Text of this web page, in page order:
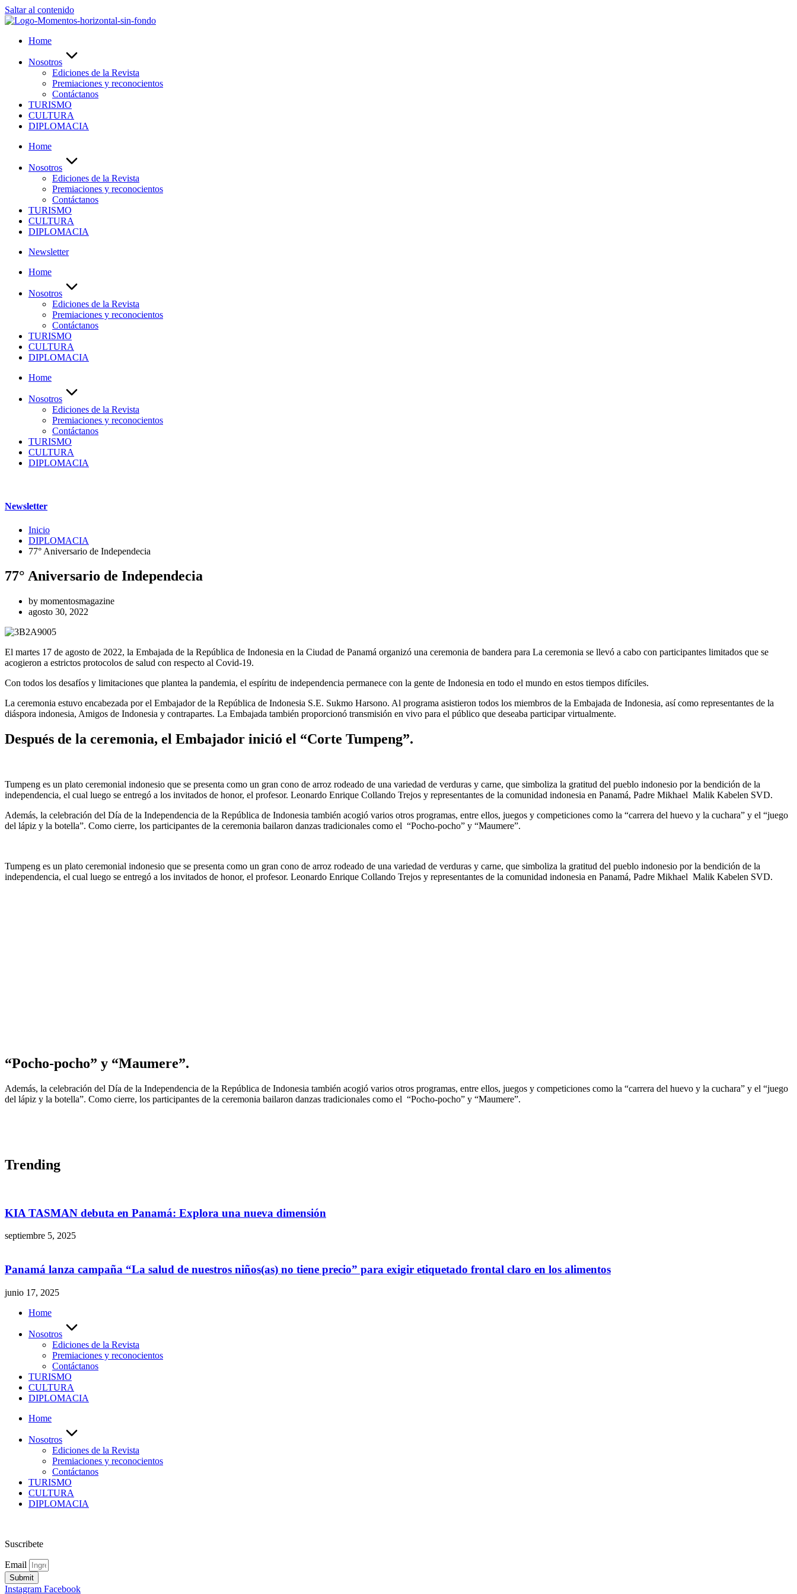
Saltar al contenido
Home
Nosotros
Ediciones de la Revista
Premiaciones y reconocientos
Contáctanos
TURISMO
CULTURA
DIPLOMACIA
Home
Nosotros
Ediciones de la Revista
Premiaciones y reconocientos
Contáctanos
TURISMO
CULTURA
DIPLOMACIA
Newsletter
Home
Nosotros
Ediciones de la Revista
Premiaciones y reconocientos
Contáctanos
TURISMO
CULTURA
DIPLOMACIA
Home
Nosotros
Ediciones de la Revista
Premiaciones y reconocientos
Contáctanos
TURISMO
CULTURA
DIPLOMACIA
Newsletter
Inicio
DIPLOMACIA
77° Aniversario de Independecia
77° Aniversario de Independecia
by momentosmagazine
agosto 30, 2022
El martes 17 de agosto de 2022, la Embajada de la República de Indonesia en la Ciudad de Panamá organizó una ceremonia de bandera para La ceremonia se llevó a cabo con participantes limitados que se
acogieron a estrictos protocolos de salud con respecto al Covid-19.
Con todos los desafíos y limitaciones que plantea la pandemia, el espíritu de independencia permanece con la gente de Indonesia en todo el mundo en estos tiempos difíciles.
La ceremonia estuvo encabezada por el Embajador de la República de Indonesia S.E. Sukmo Harsono. Al programa asistieron todos los miembros de la Embajada de Indonesia, así como representantes de la
diáspora indonesia, Amigos de Indonesia y contrapartes. La Embajada también proporcionó transmisión en vivo para el público que deseaba participar virtualmente.
Después de la ceremonia, el Embajador inició el “Corte Tumpeng”.
Tumpeng es un plato ceremonial indonesio que se presenta como un gran cono de arroz rodeado de una variedad de verduras y carne, que simboliza la gratitud del pueblo indonesio por la bendición de la
independencia, el cual luego se entregó a los invitados de honor, el profesor. Leonardo Enrique Collando Trejos y representantes de la comunidad indonesia en Panamá, Padre Mikhael Malik Kabelen SVD.
Además, la celebración del Día de la Independencia de la República de Indonesia también acogió varios otros programas, entre ellos, juegos y competiciones como la “carrera del huevo y la cuchara” y el “juego
del lápiz y la botella”. Como cierre, los participantes de la ceremonia bailaron danzas tradicionales como el “Pocho-pocho” y “Maumere”.
Tumpeng es un plato ceremonial indonesio que se presenta como un gran cono de arroz rodeado de una variedad de verduras y carne, que simboliza la gratitud del pueblo indonesio por la bendición de la
independencia, el cual luego se entregó a los invitados de honor, el profesor. Leonardo Enrique Collando Trejos y representantes de la comunidad indonesia en Panamá, Padre Mikhael Malik Kabelen SVD.
“Pocho-pocho” y “Maumere”.
Además, la celebración del Día de la Independencia de la República de Indonesia también acogió varios otros programas, entre ellos, juegos y competiciones como la “carrera del huevo y la cuchara” y el “juego
del lápiz y la botella”. Como cierre, los participantes de la ceremonia bailaron danzas tradicionales como el “Pocho-pocho” y “Maumere”.
Trending
KIA TASMAN debuta en Panamá: Explora una nueva dimensión
septiembre 5, 2025
Panamá lanza campaña “La salud de nuestros niños(as) no tiene precio” para exigir etiquetado frontal claro en los alimentos
junio 17, 2025
Home
Nosotros
Ediciones de la Revista
Premiaciones y reconocientos
Contáctanos
TURISMO
CULTURA
DIPLOMACIA
Home
Nosotros
Ediciones de la Revista
Premiaciones y reconocientos
Contáctanos
TURISMO
CULTURA
DIPLOMACIA
Suscribete
Email
Submit
Instagram Facebook